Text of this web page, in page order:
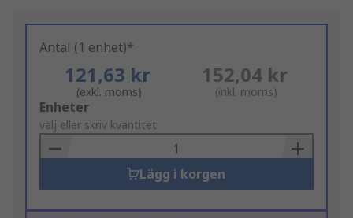
Antal (1 enhet)*
121,63 kr
(exkl. moms)
152,04 kr
(inkl. moms)
Add
to
Basket
Enheter
välj eller skriv kvantitet
Lägg i korgen